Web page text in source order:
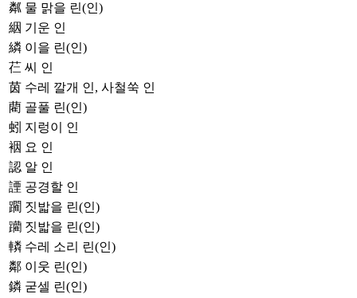
粼 물 맑을 린(인)
絪 기운 인
繗 이을 린(인)
芢 씨 인
茵 수레 깔개 인, 사철쑥 인
藺 골풀 린(인)
蚓 지렁이 인
裀 요 인
認 알 인
諲 공경할 인
躙 짓밟을 린(인)
躪 짓밟을 린(인)
轔 수레 소리 린(인)
鄰 이웃 린(인)
鏻 굳셀 린(인)